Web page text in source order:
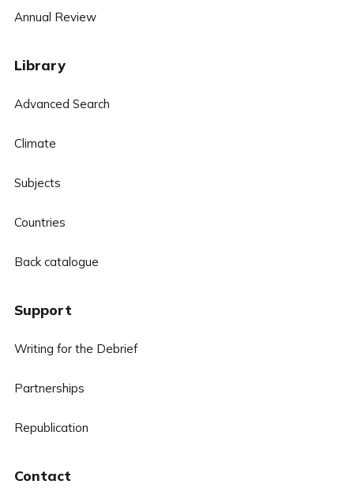
Annual Review
Library
Advanced Search
Climate
Subjects
Countries
Back catalogue
Support
Writing for the Debrief
Partnerships
Republication
Contact